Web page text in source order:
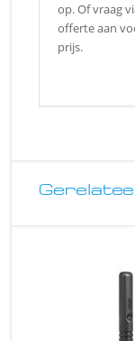
op. Of vraag
offerte aan
prijs.